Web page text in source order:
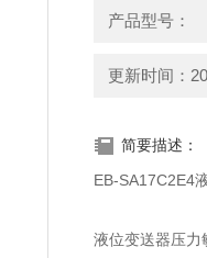
产品型号：
更新时间：
简要描述：
EB-SA17C2E4
液位变送器压力